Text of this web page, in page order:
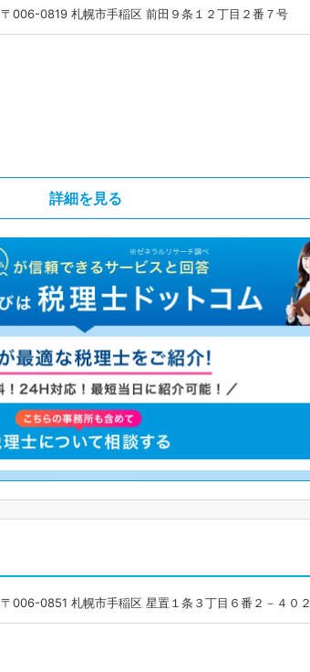
〒006-0819 札幌市手稲区 前田９条１２丁目２番７号
詳細を見る
〒006-0851 札幌市手稲区 星置１条３丁目６番２－４０